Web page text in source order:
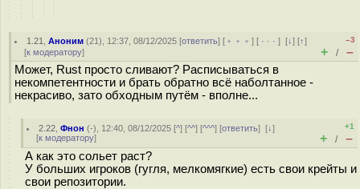
1.21 ,Аноним (21), 12:37, 08/12/2025 [ответить] [ ﹢﹢﹢] [ · · ·][↓] [↑]
[к модератору]
–3
+ / –
Может, Rust просто сливают? Расписываться в
некомпетентности и брать обратно всё наболтанное -
некрасиво, зато обходным путём - вполне...
2.22 ,Фнон (-), 12:40, 08/12/2025 [^] [^^] [^^^] [ответить][↓]
[к модератору]
+1
+ / –
А как это сольет раст?
У больших игроков (гугля, мелкомягкие) есть свои крейты и
свои репозитории.